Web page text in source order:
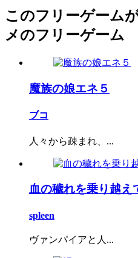
このフリーゲーム
メのフリーゲーム
魔族の娘エネ５
ブコ
人々から疎まれ、...
血の穢れを乗り越え
spleen
ヴァンパイアと人...